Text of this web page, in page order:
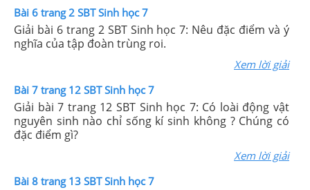
Bài 6 trang 2 SBT Sinh học 7
Giải bài 6 trang 2 SBT Sinh học 7: Nêu đặc điểm và ý
nghĩa của tập đoàn trùng roi.
Xem lời giải
Bài 7 trang 12 SBT Sinh học 7
Giải bài 7 trang 12 SBT Sinh học 7: Có loài động vật
nguyên sinh nào chỉ sống kí sinh không ? Chúng có
đặc điểm gì?
Xem lời giải
Bài 8 trang 13 SBT Sinh học 7